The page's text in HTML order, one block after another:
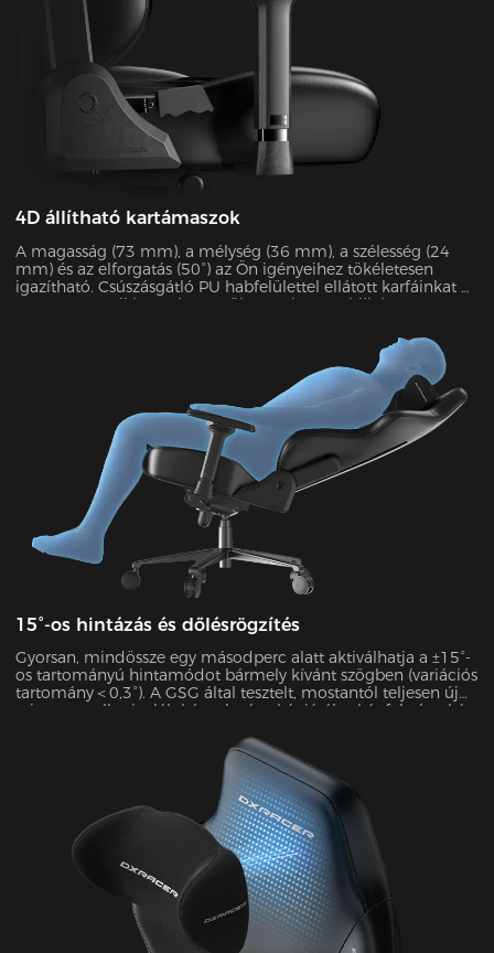
4D állítható kartámaszok
A magasság (73 mm), a mélység (36 mm), a szélesség (24
mm) és az elforgatás (50°) az Ön igényeihez tökéletesen
igazítható. Csúszásgátló PU habfelülettel ellátott karfáinkat az
SGS 60 000 cikluson keresztül tesztelte a stabilitás
15°-os hintázás és dőlésrögzítés
Gyorsan, mindössze egy másodperc alatt aktiválhatja a ±15°-
os tartományú hintamódot bármely kívánt szögben (variációs
tartomány＜0,3°). A GSG által tesztelt, mostantól teljesen új
szintre emelheti a láb kényelmét, akár játék, akár fekvés, akár